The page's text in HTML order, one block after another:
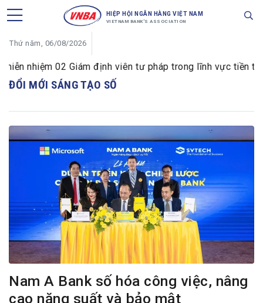
HIỆP HỘI NGÂN HÀNG VIỆT NAM
VIETNAM BANK'S ASSOCIATION
Thứ năm, 06/08/2026
nhiệm 02 Giám định viên tư pháp trong lĩnh vực tiền tệ
ĐỔI MỚI SÁNG TẠO SỐ
Nam A Bank số hóa công việc, nâng
cao năng suất và bảo mật